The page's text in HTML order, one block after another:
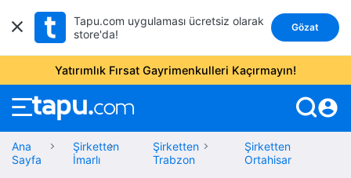
Tapu.com uygulaması ücretsiz olarak
store'da!
Gözat
Yatırımlık Fırsat Gayrimenkulleri Kaçırmayın!
account_circle
Ana
Sayfa
Şirketten
İmarlı
Şirketten
Trabzon
Şirketten
Ortahisar